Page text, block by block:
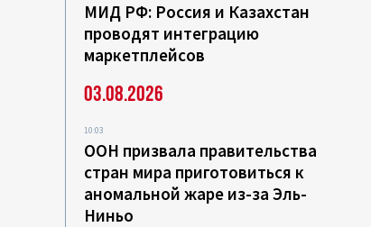
МИД РФ: Россия и Казахстан
проводят интеграцию
маркетплейсов
03.08.2026
10:03
ООН призвала правительства
стран мира приготовиться к
аномальной жаре из-за Эль-
Ниньо